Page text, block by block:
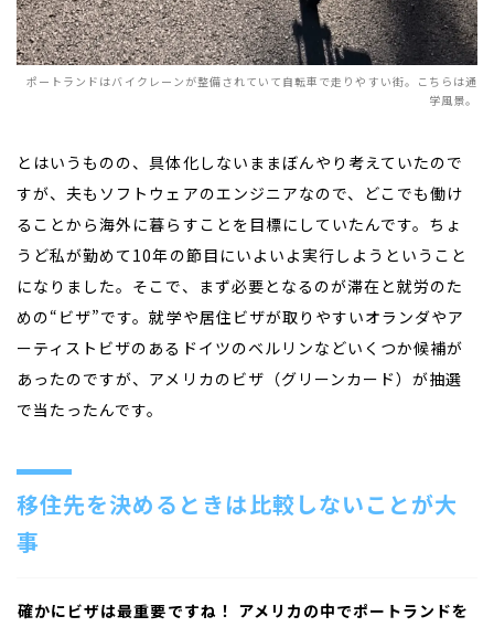
ポートランドはバイクレーンが整備されていて自転車で走りやすい街。こちらは通
学風景。
とはいうものの、具体化しないままぼんやり考えていたので
すが、夫もソフトウェアのエンジニアなので、どこでも働け
ることから海外に暮らすことを目標にしていたんです。ちょ
うど私が勤めて10年の節目にいよいよ実行しようということ
になりました。そこで、まず必要となるのが滞在と就労のた
めの“ビザ”です。就学や居住ビザが取りやすいオランダやア
ーティストビザのあるドイツのベルリンなどいくつか候補が
あったのですが、アメリカのビザ（グリーンカード）が抽選
で当たったんです。
移住先を決めるときは比較しないことが大
事
――確かにビザは最重要ですね！ アメリカの中でポートランドを